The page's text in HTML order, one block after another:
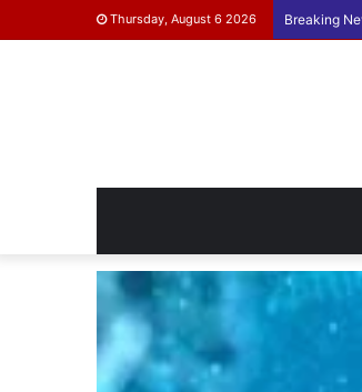
Thursday, August 6 2026 Breaking